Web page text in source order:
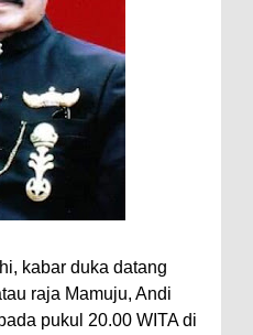
kabar duka datang
raja Mamuju, Andi
pukul 20.00 WITA di